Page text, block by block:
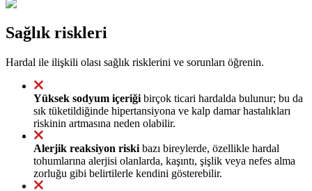
Sağlık riskleri
Hardal ile ilişkili olası sağlık risklerini ve sorunları öğrenin.
Yüksek sodyum içeriği birçok ticari hardalda bulunur; bu da
sık tüketildiğinde hipertansiyona ve kalp damar hastalıkları
riskinin artmasına neden olabilir.
Alerjik reaksiyon riski bazı bireylerde, özellikle hardal
tohumlarına alerjisi olanlarda, kaşıntı, şişlik veya nefes alma
zorluğu gibi belirtilerle kendini gösterebilir.